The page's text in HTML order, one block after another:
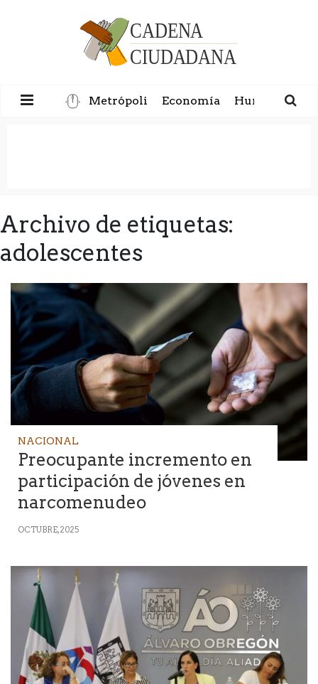
Metrópoli Economía Humanidad
Archivo de etiquetas:
adolescentes
NACIONAL
Preocupante incremento en
participación de jóvenes en
narcomenudeo
OCTUBRE, 2025